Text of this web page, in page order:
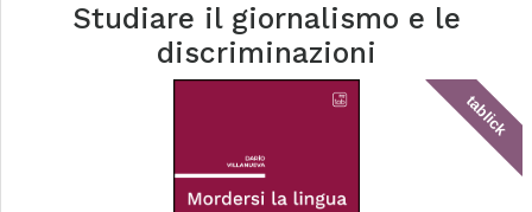
Studiare il giornalismo e le
discriminazioni
tablick